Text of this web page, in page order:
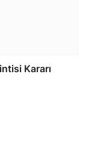
Kararı